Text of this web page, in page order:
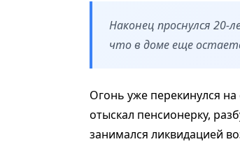
Наконец проснулся
что в доме еще
Огонь уже перекинулся
отыскал пенсионерку,
занимался ликвидацией